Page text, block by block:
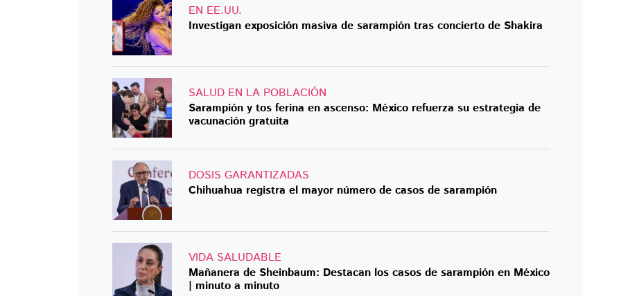
EN EE.UU.
Investigan exposición masiva de sarampión tras concierto de Shakira
SALUD EN LA POBLACIÓN
Sarampión y tos ferina en ascenso: México refuerza su estrategia de
vacunación gratuita
DOSIS GARANTIZADAS
Chihuahua registra el mayor número de casos de sarampión
VIDA SALUDABLE
Mañanera de Sheinbaum: Destacan los casos de sarampión en México
| minuto a minuto